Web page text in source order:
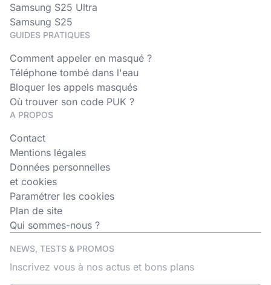
Samsung S25 Ultra
Samsung S25
GUIDES PRATIQUES
Comment appeler en masqué ?
Téléphone tombé dans l'eau
Bloquer les appels masqués
Où trouver son code PUK ?
A PROPOS
Contact
Mentions légales
Données personnelles
et cookies
Paramétrer les cookies
Plan de site
Qui sommes-nous ?
NEWS, TESTS & PROMOS
Inscrivez vous à nos actus et bons plans